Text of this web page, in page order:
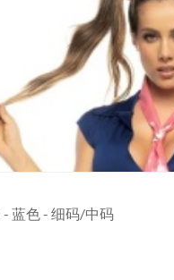
蓝色 - 细码/中码